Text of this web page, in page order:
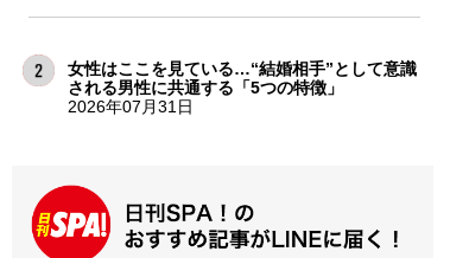
女性はここを見ている…“結婚相手”として意識
される男性に共通する「5つの特徴」
2026年07月31日